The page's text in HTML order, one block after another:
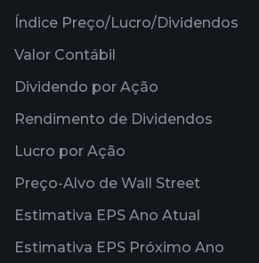
Índice Preço/Lucro/Dividendos
Valor Contábil
Dividendo por Ação
Rendimento de Dividendos
Lucro por Ação
Preço-Alvo de Wall Street
Estimativa EPS Ano Atual
Estimativa EPS Próximo Ano